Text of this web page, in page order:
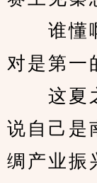
谁懂啊
对是第一
这夏之
说自己是
绸产业振